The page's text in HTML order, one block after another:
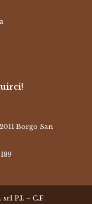
Borgo San
P.I. – C.F.